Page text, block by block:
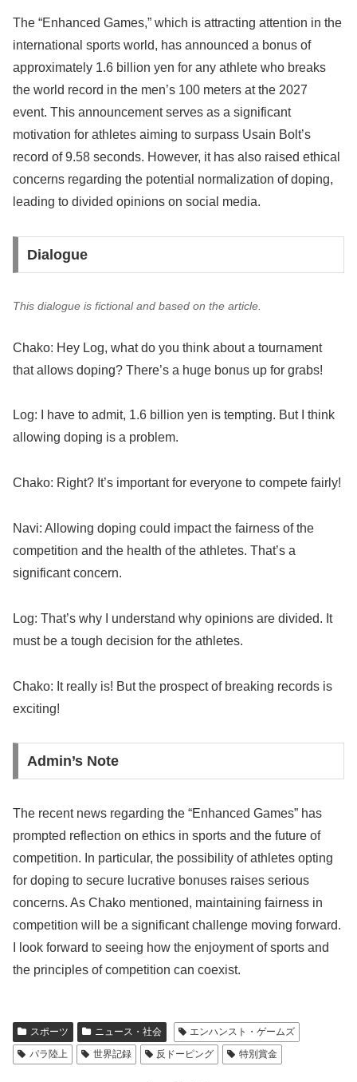
The “Enhanced Games,” which is attracting attention in the
international sports world, has announced a bonus of
approximately 1.6 billion yen for any athlete who breaks
the world record in the men’s 100 meters at the 2027
event. This announcement serves as a significant
motivation for athletes aiming to surpass Usain Bolt’s
record of 9.58 seconds. However, it has also raised ethical
concerns regarding the potential normalization of doping,
leading to divided opinions on social media.
Dialogue
This dialogue is fictional and based on the article.
Chako: Hey Log, what do you think about a tournament
that allows doping? There’s a huge bonus up for grabs!
Log: I have to admit, 1.6 billion yen is tempting. But I think
allowing doping is a problem.
Chako: Right? It’s important for everyone to compete fairly!
Navi: Allowing doping could impact the fairness of the
competition and the health of the athletes. That’s a
significant concern.
Log: That’s why I understand why opinions are divided. It
must be a tough decision for the athletes.
Chako: It really is! But the prospect of breaking records is
exciting!
Admin’s Note
The recent news regarding the “Enhanced Games” has
prompted reflection on ethics in sports and the future of
competition. In particular, the possibility of athletes opting
for doping to secure lucrative bonuses raises serious
concerns. As Chako mentioned, maintaining fairness in
competition will be a significant challenge moving forward.
I look forward to seeing how the enjoyment of sports and
the principles of competition can coexist.
スポーツ ニュース・社会
エンハンスト・ゲームズ
パラ陸上
世界記録 反ドーピング 特別賞金